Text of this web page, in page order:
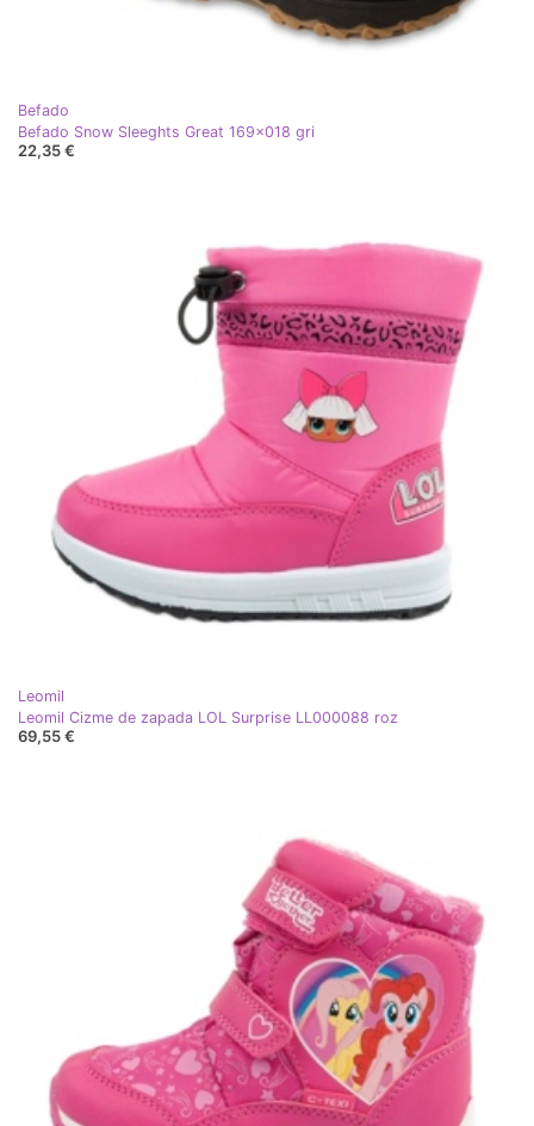
Befado
Befado Snow Sleeghts Great 169x018 gri
22,35 €
Leomil
Leomil Cizme de zapada LOL Surprise LL000088 roz
69,55 €